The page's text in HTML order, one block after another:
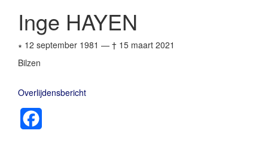
Inge HAYEN
∗ 12 september 1981 — † 15 maart 2021
Bilzen
Overlijdensbericht